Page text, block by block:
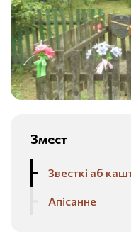
Змест
Звесткі аб
Апісанне